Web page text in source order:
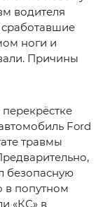
водителя
ноги и
Причины
Ford
травмы
безопасную
в попутном
«КС» в